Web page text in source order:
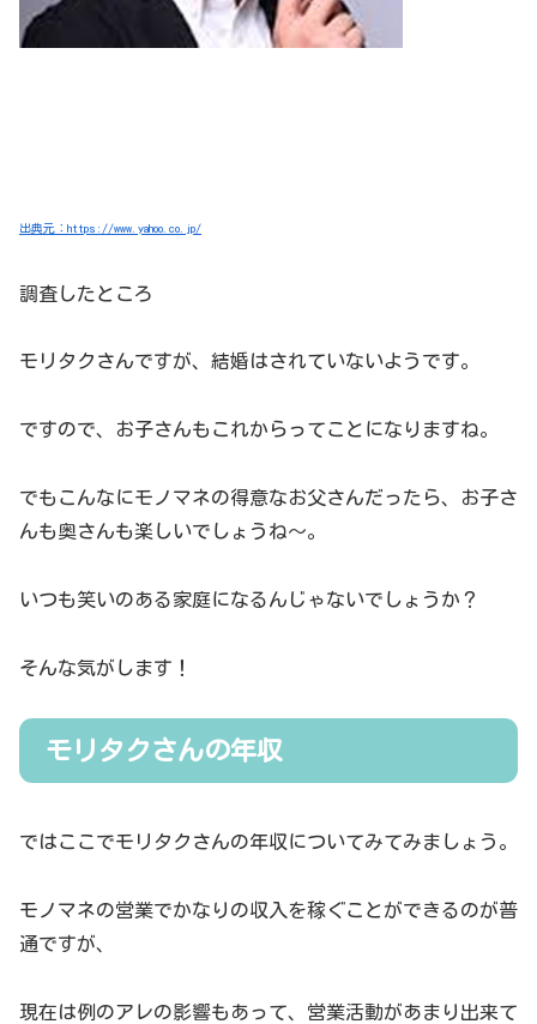
出典元：https://www.yahoo.co.jp/
調査したところ
モリタクさんですが、結婚はされていないようです。
ですので、お子さんもこれからってことになりますね。
でもこんなにモノマネの得意なお父さんだったら、お子さ
んも奥さんも楽しいでしょうね～。
いつも笑いのある家庭になるんじゃないでしょうか？
そんな気がします！
モリタクさんの年収
ではここでモリタクさんの年収についてみてみましょう。
モノマネの営業でかなりの収入を稼ぐことができるのが普
通ですが、
現在は例のアレの影響もあって、営業活動があまり出来て